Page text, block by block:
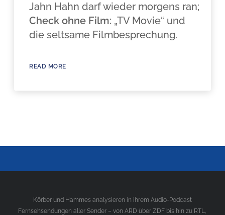
Jahn Hahn darf wieder morgens ran;
Check ohne Film: „TV Movie“ und
die seltsame Filmbesprechung.
READ MORE
Körber und Hammes analysieren in ihrem Audio-Podcast
Fernsehsendungen aller Sender – von ARD über ZDF bis hin zu RTL,